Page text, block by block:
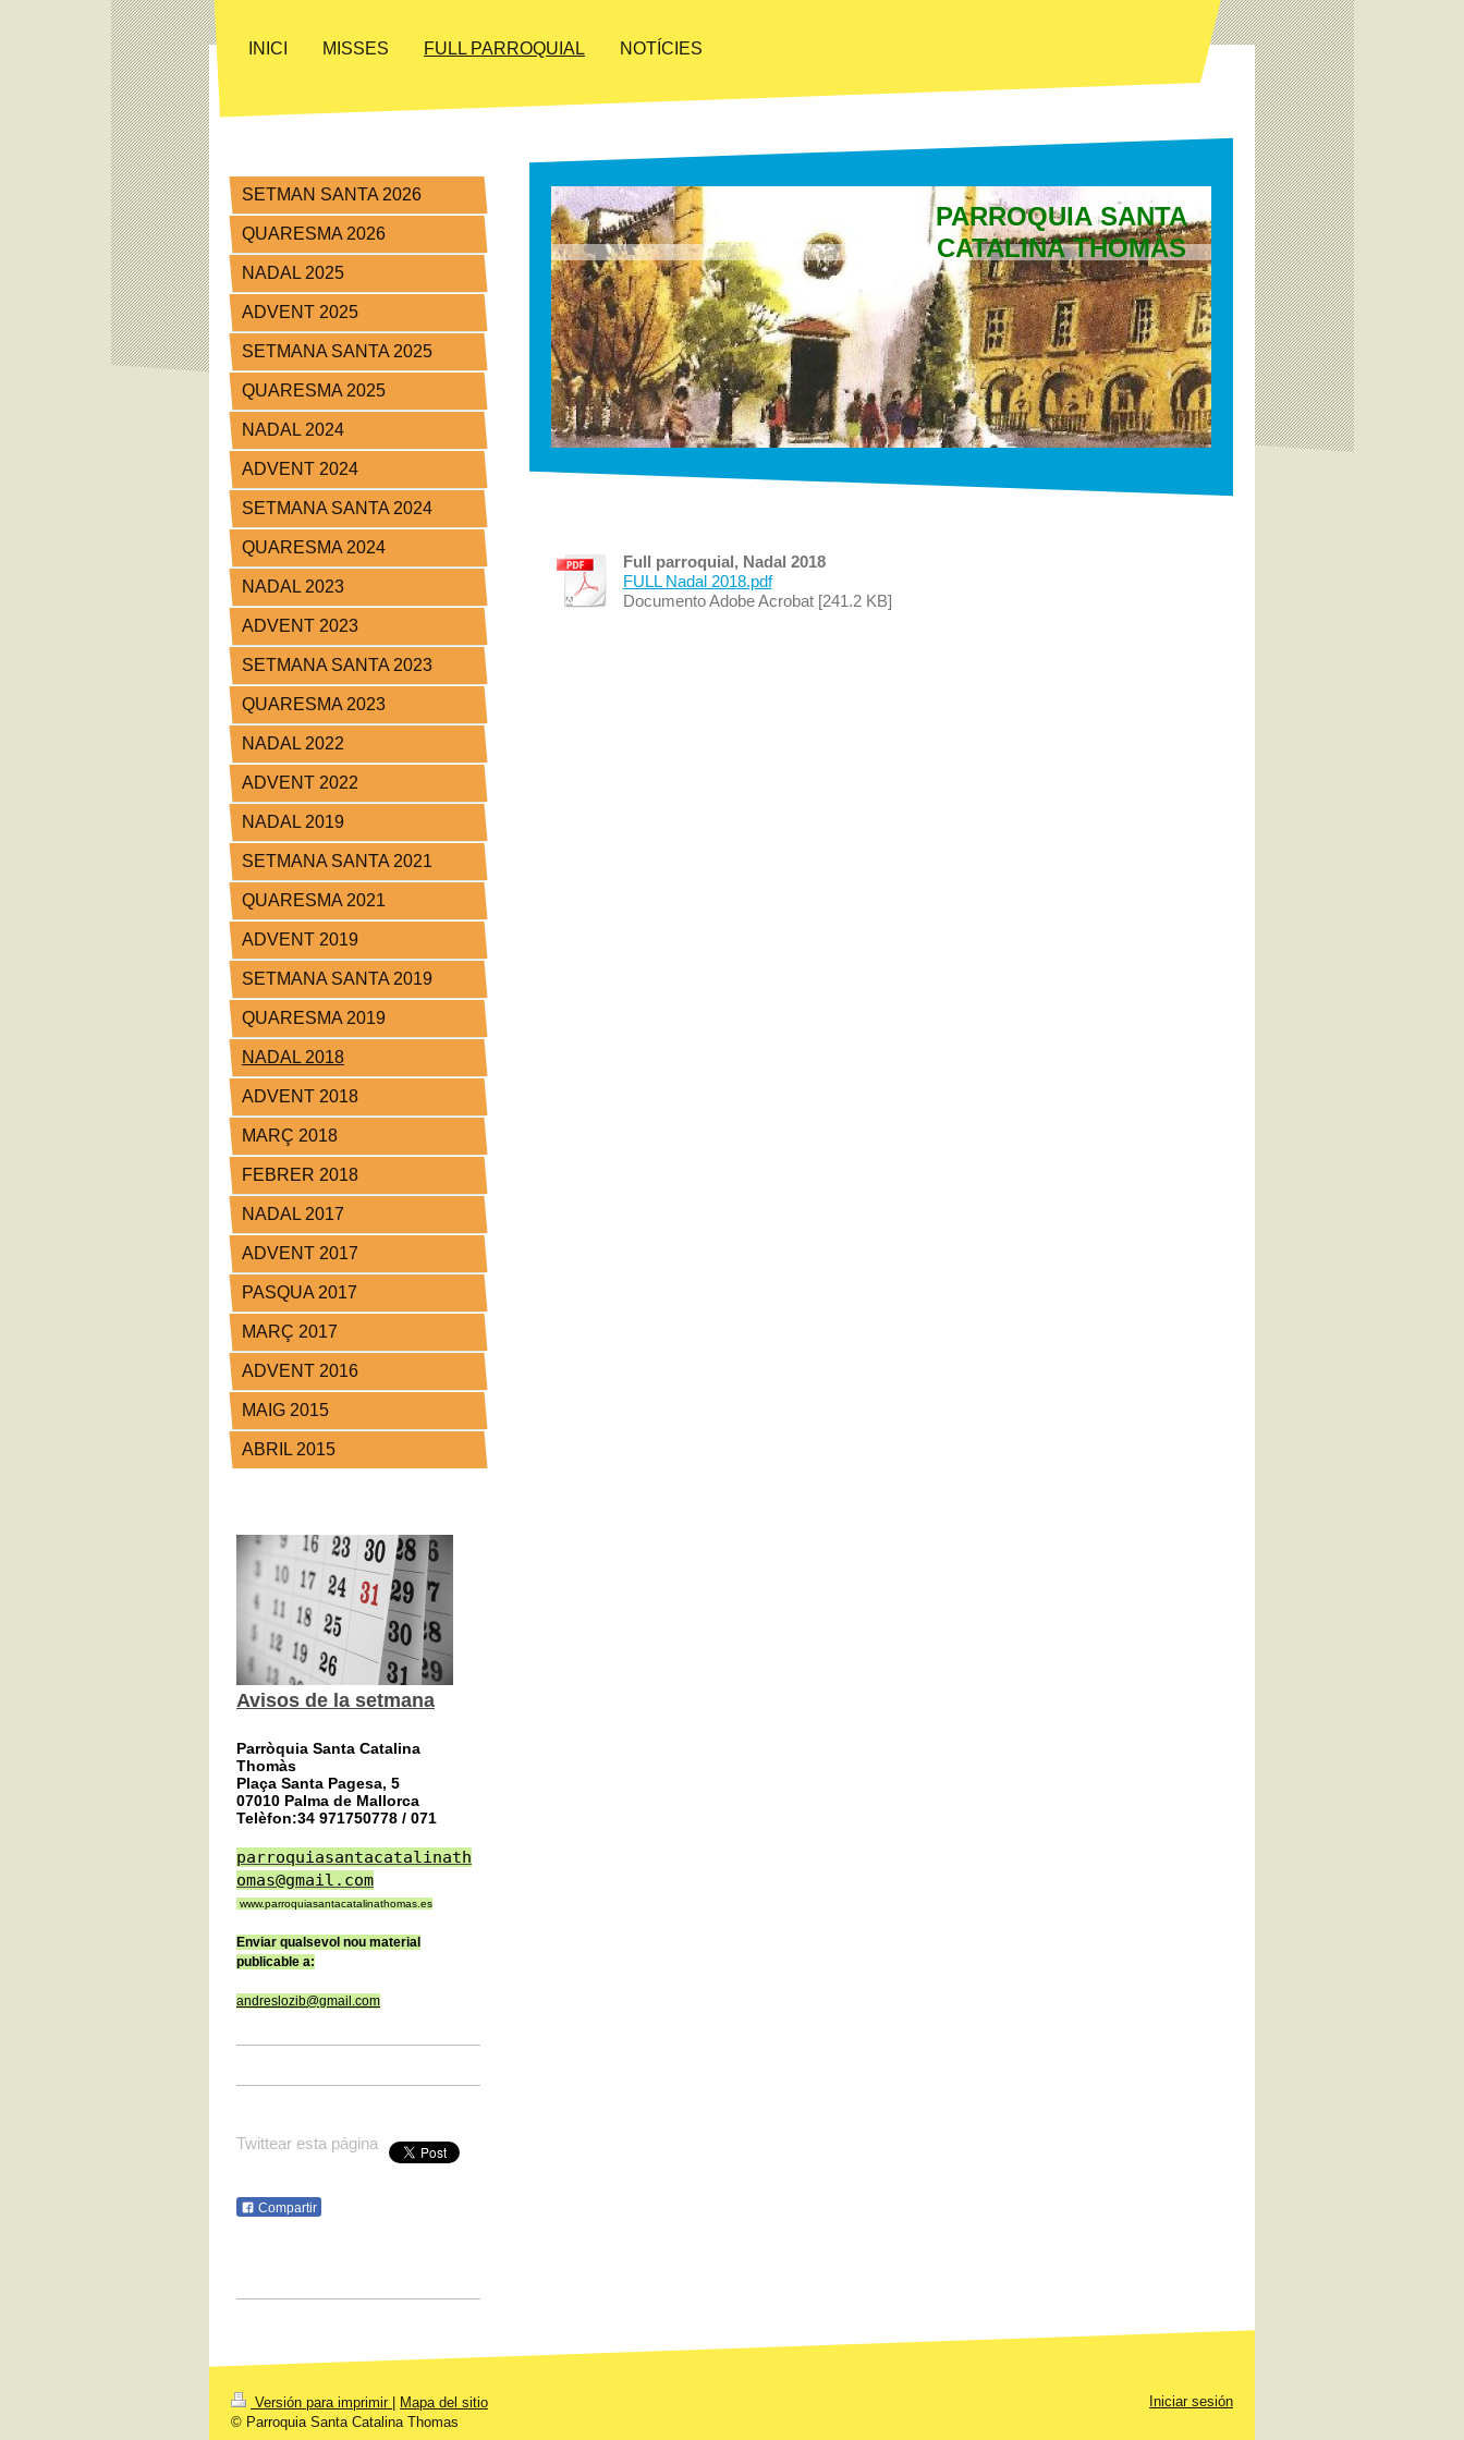
INICI MISSES FULL PARROQUIAL NOTÍCIES
PARROQUIA SANTA
CATALINA THOMÀS
Full parroquial, Nadal 2018
FULL Nadal 2018.pdf
Documento Adobe Acrobat [241.2 KB]
SETMAN SANTA 2026
QUARESMA 2026
NADAL 2025
ADVENT 2025
SETMANA SANTA 2025
QUARESMA 2025
NADAL 2024
ADVENT 2024
SETMANA SANTA 2024
QUARESMA 2024
NADAL 2023
ADVENT 2023
SETMANA SANTA 2023
QUARESMA 2023
NADAL 2022
ADVENT 2022
NADAL 2019
SETMANA SANTA 2021
QUARESMA 2021
ADVENT 2019
SETMANA SANTA 2019
QUARESMA 2019
NADAL 2018
ADVENT 2018
MARÇ 2018
FEBRER 2018
NADAL 2017
ADVENT 2017
PASQUA 2017
MARÇ 2017
ADVENT 2016
MAIG 2015
ABRIL 2015
Avisos de la setmana
Parròquia Santa Catalina
Thomàs
Plaça Santa Pagesa, 5
07010 Palma de Mallorca
Telèfon:34 971750778 / 071
parroquiasantacatalinath
omas@gmail.com
www.parroquiasantacatalinathomas.es
Enviar qualsevol nou material
publicable a:
andreslozib@gmail.com
Twittear esta página
Compartir
Versión para imprimir
Mapa del sitio
© Parroquia Santa Catalina Thomas
Iniciar sesión